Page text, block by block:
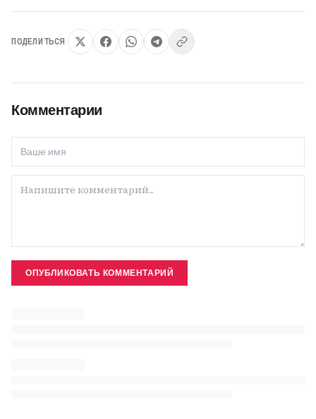
ПОДЕЛИТЬСЯ
Комментарии
ОПУБЛИКОВАТЬ КОММЕНТАРИЙ